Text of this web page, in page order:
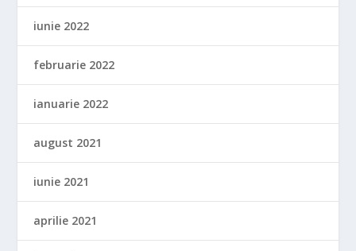
iunie 2022
februarie 2022
ianuarie 2022
august 2021
iunie 2021
aprilie 2021